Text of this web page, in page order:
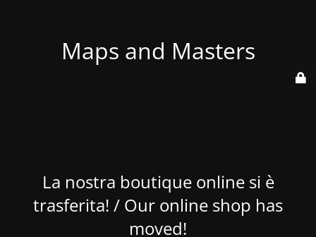
Maps and Masters
La nostra boutique online si è
trasferita! / Our online shop has
moved!